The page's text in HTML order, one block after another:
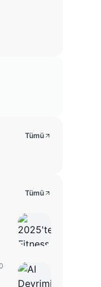
Tümü
Tümü